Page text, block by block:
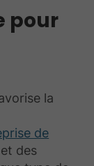
pour
la
de
des